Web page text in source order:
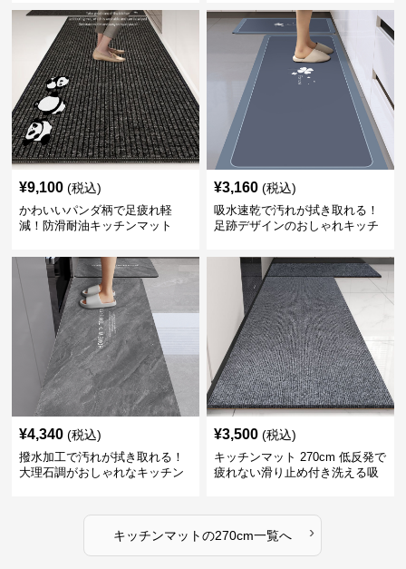
¥9,100 (税込)
かわいいパンダ柄で足疲れ軽
減！防滑耐油キッチンマット
¥3,160 (税込)
吸水速乾で汚れが拭き取れる！
足跡デザインのおしゃれキッチ
¥4,340 (税込)
撥水加工で汚れが拭き取れる！
大理石調がおしゃれなキッチン
¥3,500 (税込)
キッチンマット 270cm 低反発で
疲れない滑り止め付き洗える吸
キッチンマットの270cm一覧へ ›